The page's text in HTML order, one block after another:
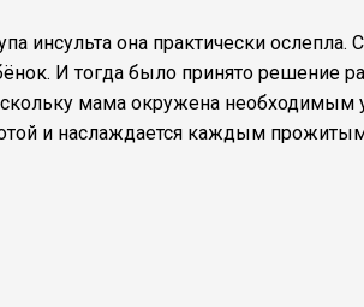
инсульта она практически ослепла.
И тогда было принято решение
мама окружена необходимым
и наслаждается каждым